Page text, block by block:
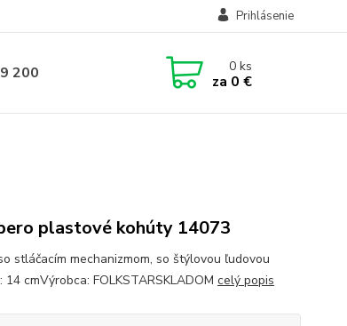
Prihlásenie
200 0ks
za 0 €
plastové kohúty 14073
stláčacím mechanizmom, so štýlovou ľudovou
cmVýrobca: FOLKSTARSKLADOM celý popis